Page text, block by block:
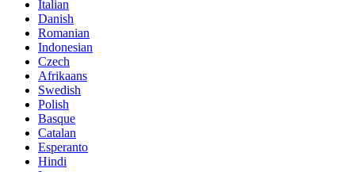
Italian
Danish
Romanian
Indonesian
Czech
Afrikaans
Swedish
Polish
Basque
Catalan
Esperanto
Hindi